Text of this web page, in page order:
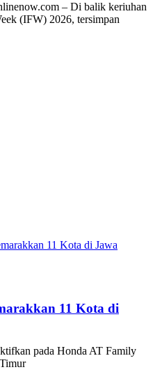
– Di balik keriuhan
(IFW) 2026, tersimpan
11 Kota di
pada Honda AT Family